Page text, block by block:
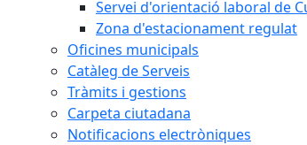
Servei d'orientació laboral de
Zona d'estacionament regulat
Oficines municipals
Catàleg de Serveis
Tràmits i gestions
Carpeta ciutadana
Notificacions electròniques